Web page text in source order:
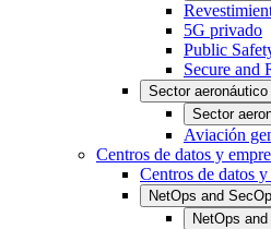
5G privado
Public
Secure and
Sector aeronáutico
Sector
Aviación
Centros de datos y
Centros de datos y
NetOps and
NetOps